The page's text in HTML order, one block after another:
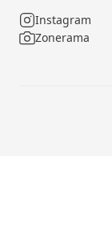
Instagram
Zonerama